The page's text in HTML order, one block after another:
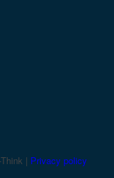
| Privacy policy